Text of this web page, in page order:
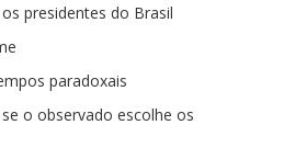
presidentes do Brasil
paradoxais
o observado escolhe os